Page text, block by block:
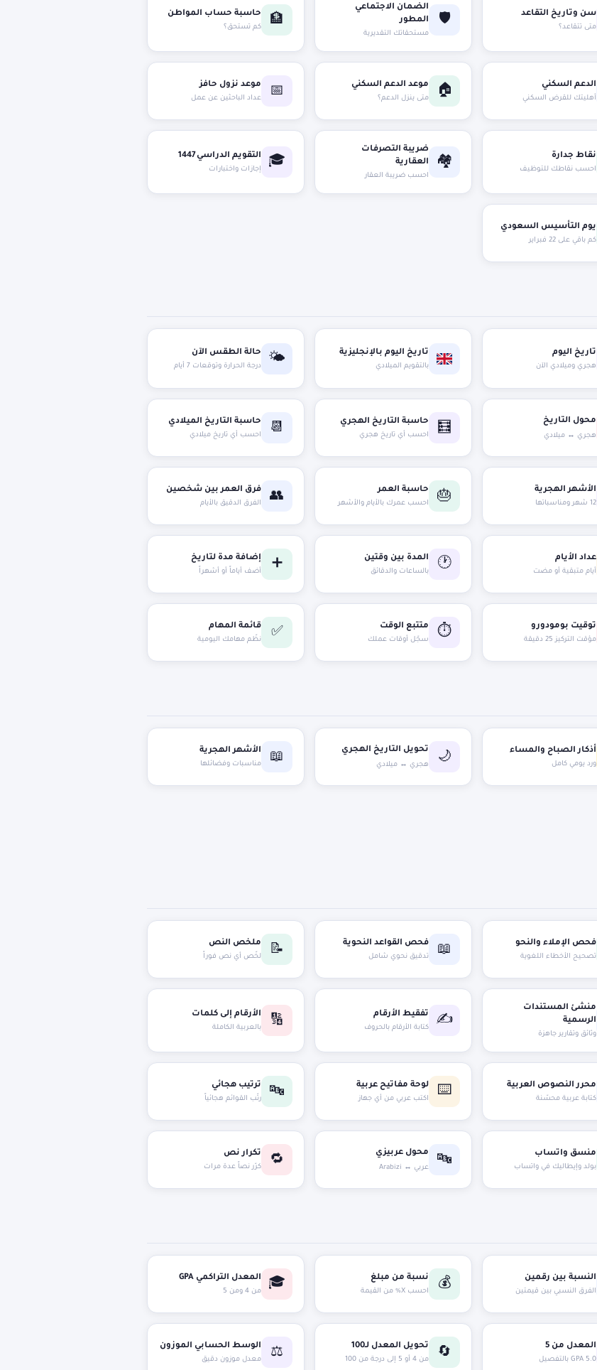
سن وتاريخ التقاعد
متى تتقاعد؟ 🛡️
الضمان الاجتماعي
المطور
مستحقاتك التقديرية
🏦 حاسبة حساب المواطن
كم تستحق؟
الدعم السكني
أهليتك للقرض السكني 🏠 موعد الدعم السكني
متى ينزل الدعم؟ 📅 موعد نزول حافز
عداد الباحثين عن عمل
نقاط جدارة
احسب نقاطك للتوظيف 🏘️
ضريبة التصرفات
العقارية
احسب ضريبة العقار
🎓 التقويم الدراسي 1447
إجازات واختبارات
يوم التأسيس السعودي
كم باقي على 22 فبراير
تاريخ اليوم
هجري وميلادي الآن
تاريخ اليوم بالإنجليزية
بالتقويم الميلادي 🌤️ حالة الطقس الآن
درجة الحرارة وتوقعات 7 أيام
محول التاريخ
هجري ↔ ميلادي 🧮 حاسبة التاريخ الهجري
احسب أي تاريخ هجري 📆 حاسبة التاريخ الميلادي
احسب أي تاريخ ميلادي
الأشهر الهجرية
12 شهر ومناسباتها 🎂 حاسبة العمر
احسب عمرك بالأيام والأشهر 👥 فرق العمر بين شخصين
الفرق الدقيق بالأيام
عداد الأيام
أيام متبقية أو مضت 🕐 المدة بين وقتين
بالساعات والدقائق ➕ إضافة مدة لتاريخ
أضف أياماً أو أشهراً
توقيت بومودورو
مؤقت التركيز 25 دقيقة ⏱️ متتبع الوقت
سجّل أوقات عملك ✅ قائمة المهام
نظّم مهامك اليومية
أذكار الصباح والمساء
ورد يومي كامل 🌙
تحويل التاريخ الهجري
هجري ↔ ميلادي 📖 الأشهر الهجرية
مناسبات وفضائلها
فحص الإملاء والنحو
تصحيح الأخطاء اللغوية 📖 فحص القواعد النحوية
تدقيق نحوي شامل 📝 ملخص النص
لخّص أي نص فوراً
منشئ المستندات
الرسمية
وثائق وتقارير جاهزة
✍️ تفقيط الأرقام
كتابة الأرقام بالحروف 🔢 الأرقام إلى كلمات
بالعربية الكاملة
محرر النصوص العربية
كتابة عربية محسّنة ⌨️ لوحة مفاتيح عربية
اكتب عربي من أي جهاز 🔤 ترتيب هجائي
رتّب القوائم هجائياً
منسق واتساب
بولد وإيطاليك في واتساب 🔤
محول عربيزي
عربي ↔ Arabizi 🔁 تكرار نص
كرّر نصاً عدة مرات
النسبة بين رقمين
الفرق النسبي بين قيمتين 💰 نسبة من مبلغ
احسب X% من القيمة 🎓 المعدل التراكمي GPA
من 4 ومن 5
المعدل من 5
GPA 5.0 بالتفصيل 🔄 تحويل المعدل لـ100
من 4 أو 5 إلى درجة من 100 ⚖️
الوسط الحسابي الموزون
معدل موزون دقيق